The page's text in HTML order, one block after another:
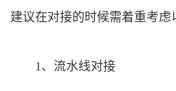
建议在对接的时候需着重考虑
1、流水线对接